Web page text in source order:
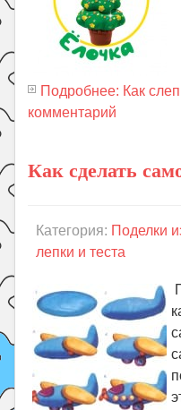
Подробнее: Как
комментарий
Как сделать
Категория: Поделки
лепки и теста